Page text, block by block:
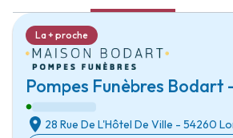
Pompes Funèbres Bodart
La + proche
28 Rue De L'Hôtel De Ville - 54260